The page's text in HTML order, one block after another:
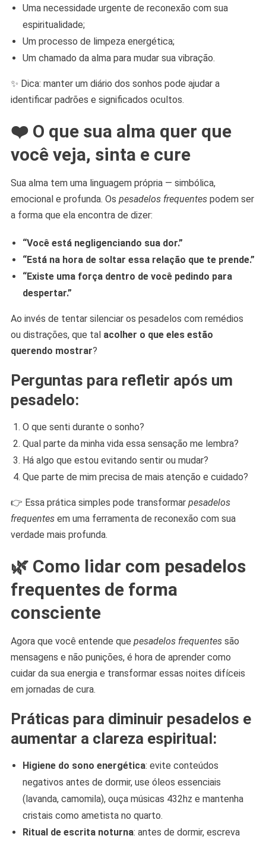
Uma necessidade urgente de reconexão com sua
espiritualidade;
Um processo de limpeza energética;
Um chamado da alma para mudar sua vibração.
✨ Dica: manter um diário dos sonhos pode ajudar a
identificar padrões e significados ocultos.
❤️ O que sua alma quer que
você veja, sinta e cure
Sua alma tem uma linguagem própria — simbólica,
emocional e profunda. Os pesadelos frequentespodem ser
a forma que ela encontra de dizer:
“Você está negligenciando sua dor.”
“Está na hora de soltar essa relação que te prende.”
“Existe uma força dentro de você pedindo para
despertar.”
Ao invés de tentar silenciar os pesadelos com remédios
ou distrações, que tal acolher o que eles estão
querendo mostrar?
Perguntas para refletir após um
pesadelo:
O que senti durante o sonho?
Qual parte da minha vida essa sensação me lembra?
Há algo que estou evitando sentir ou mudar?
Que parte de mim precisa de mais atenção e cuidado?
👉 Essa prática simples pode transformar pesadelos
frequentesem uma ferramenta de reconexão com sua
verdade mais profunda.
🌿 Como lidar com pesadelos
frequentes de forma
consciente
Agora que você entende que pesadelos frequentessão
mensagens e não punições, é hora de aprender como
cuidar da sua energia e transformar essas noites difíceis
em jornadas de cura.
Práticas para diminuir pesadelos e
aumentar a clareza espiritual:
Higiene do sono energética: evite conteúdos
negativos antes de dormir, use óleos essenciais
(lavanda, camomila), ouça músicas 432hz e mantenha
cristais como ametista no quarto.
Ritual de escrita noturna: antes de dormir, escreva